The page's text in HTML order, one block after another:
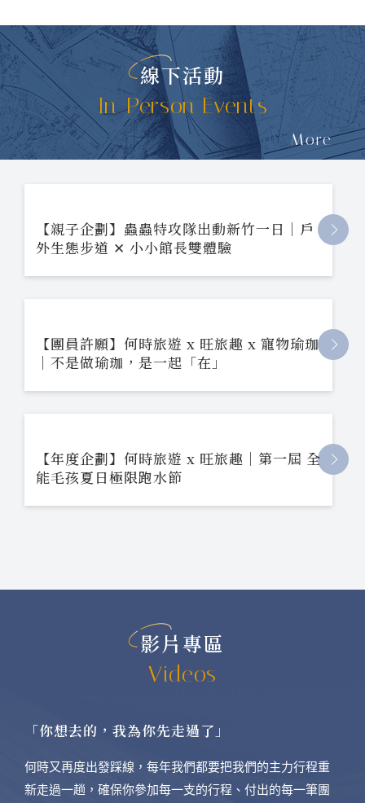
線下活動
In-Person Events
More
【親子企劃】蟲蟲特攻隊出動新竹一日｜戶
外生態步道 ✕ 小小館長雙體驗
【團員許願】何時旅遊 x 旺旅趣 x 寵物瑜珈
｜不是做瑜珈，是一起「在」
【年度企劃】何時旅遊 x 旺旅趣｜第一屆 全
能毛孩夏日極限跑水節
影片專區
Videos
「你想去的，我為你先走過了」
何時又再度出發踩線，每年我們都要把我們的主力行程重
新走過一趟，確保你參加每一支的行程、付出的每一筆團